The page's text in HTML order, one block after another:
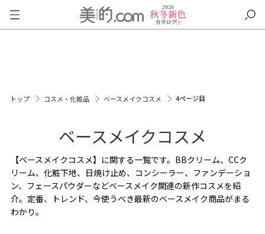
トップ コスメ・化粧品 ベースメイクコスメ 4ページ目
ベースメイクコスメ
【ベースメイクコスメ】に関する一覧です。BBクリーム、CCク
リーム、化粧下地、日焼け止め、コンシーラー、ファンデーショ
ン、フェースパウダーなどベースメイク関連の新作コスメを紹
介。定番、トレンド、今使うべき最新のベースメイク商品がまる
わかり。